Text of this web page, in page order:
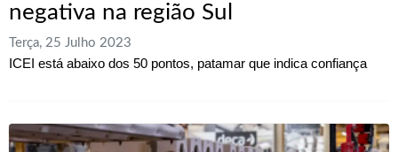
negativa na região Sul
Terça, 25 Julho 2023
ICEI está abaixo dos 50 pontos, patamar que indica confiança